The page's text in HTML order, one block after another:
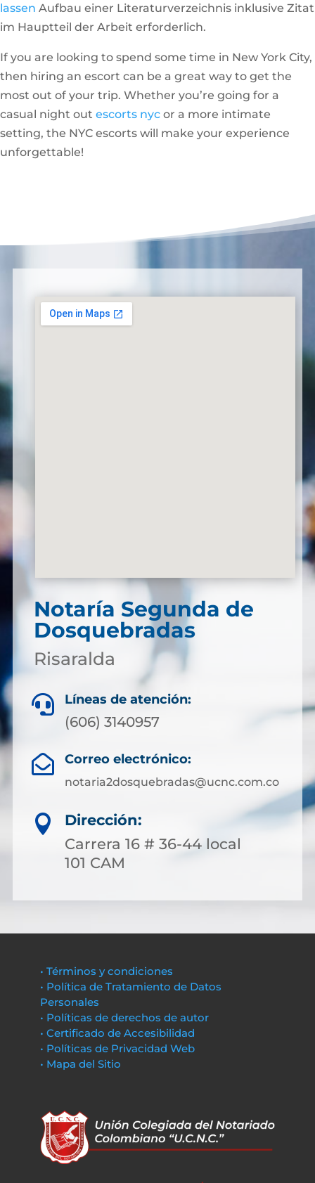
lassen Aufbau einer Literaturverzeichnis inklusive Zitat
im Hauptteil der Arbeit erforderlich.
If you are looking to spend some time in New York City,
then hiring an escort can be a great way to get the
most out of your trip. Whether you’re going for a
casual night out escorts nyc or a more intimate
setting, the NYC escorts will make your experience
unforgettable!
Notaría Segunda de
Dosquebradas
Risaralda
 Líneas de atención:
(606) 3140957
 Correo electrónico:
notaria2dosquebradas@ucnc.com.co

Dirección:
Carrera 16 # 36-44 local
101 CAM
• Términos y condiciones
• Política de Tratamiento de Datos
Personales
• Políticas de derechos de autor
• Certificado de Accesibilidad
• Políticas de Privacidad Web
• Mapa del Sitio